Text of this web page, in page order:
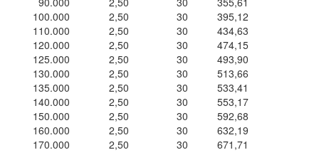
100.000
2,50 30
395,12
110.000
2,50 30
434,63
120.000
2,50 30
474,15
125.000
2,50 30
493,90
130.000
2,50 30
513,66
135.000
2,50 30
533,41
140.000
2,50 30
553,17
150.000
2,50 30
592,68
160.000
2,50 30
632,19
170.000
2,50 30
671,71